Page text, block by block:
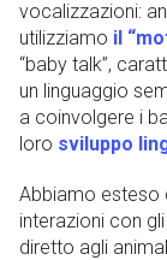
vocalizzazioni:
utilizziamo il
“baby talk”,
un linguaggio
a coinvolgere i
loro sviluppo
Abbiamo esteso
interazioni con
diretto agli